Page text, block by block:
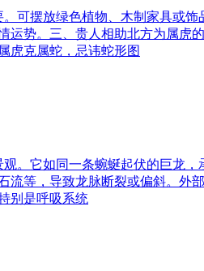
可摆放绿色植物、木制家具或
势。三、贵人相助北方为属虎
虎克属蛇，忌讳蛇形图
。它如同一条蜿蜒起伏的巨龙
等，导致龙脉断裂或偏斜。外
别是呼吸系统